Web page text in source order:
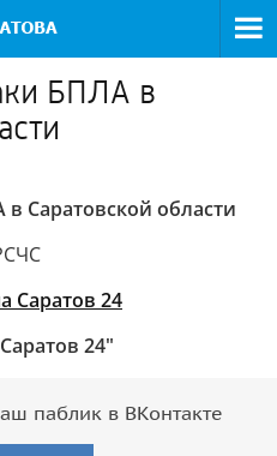
БПЛА в
Саратовской области
Саратов 24
24"
паблик в ВКонтакте